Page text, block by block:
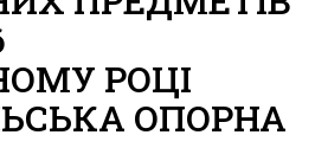
РОЦІ
ОПОРНА